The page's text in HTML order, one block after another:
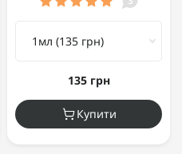
135 грн
Купити